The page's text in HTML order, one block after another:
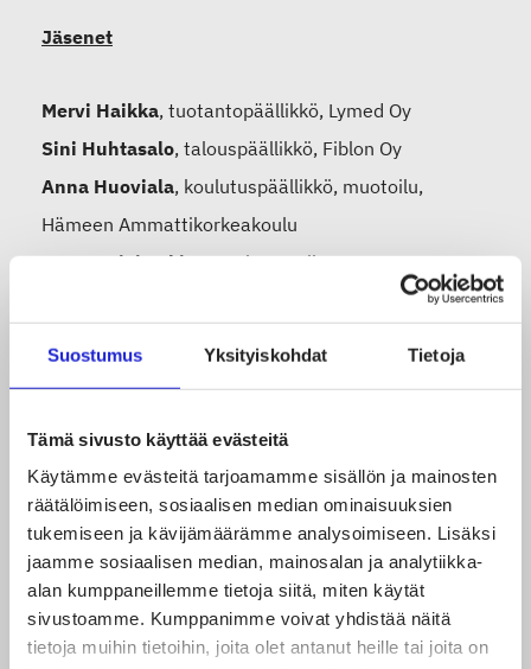
Suostumus Yksityiskohdat Tietoja
Tämä sivusto käyttää evästeitä
Käytämme evästeitä tarjoamamme sisällön ja mainosten
räätälöimiseen, sosiaalisen median ominaisuuksien
tukemiseen ja kävijämäärämme analysoimiseen. Lisäksi
jaamme sosiaalisen median, mainosalan ja analytiikka-
alan kumppaneillemme tietoja siitä, miten käytät
sivustoamme. Kumppanimme voivat yhdistää näitä
tietoja muihin tietoihin, joita olet antanut heille tai joita on
Jäsenet
Mervi Haikka, tuotantopäällikkö, Lymed Oy
Sini Huhtasalo, talouspäällikkö, Fiblon Oy
Anna Huoviala, koulutuspäällikkö, muotoilu,
Hämeen Ammattikorkeakoulu
Hanna Kivimäki, HR Asiantuntija, Image Wear Oy
, koulutuspalvelupäällikkö, Raision
Joanna Paukkunen, HR Manager, Spinnova Oy
Marja Rissanen, lehtori, Tampereen
ammattikorkeakoulu
Heidi Sarmas, talous- ja henkilöstöpäällikkö, Ursuit
Oy
Mari Shemeikka, Global People & Culture Manager,